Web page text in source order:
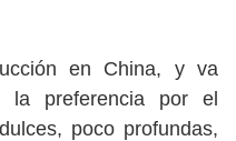
en China, y va
preferencia por el
poco profundas,